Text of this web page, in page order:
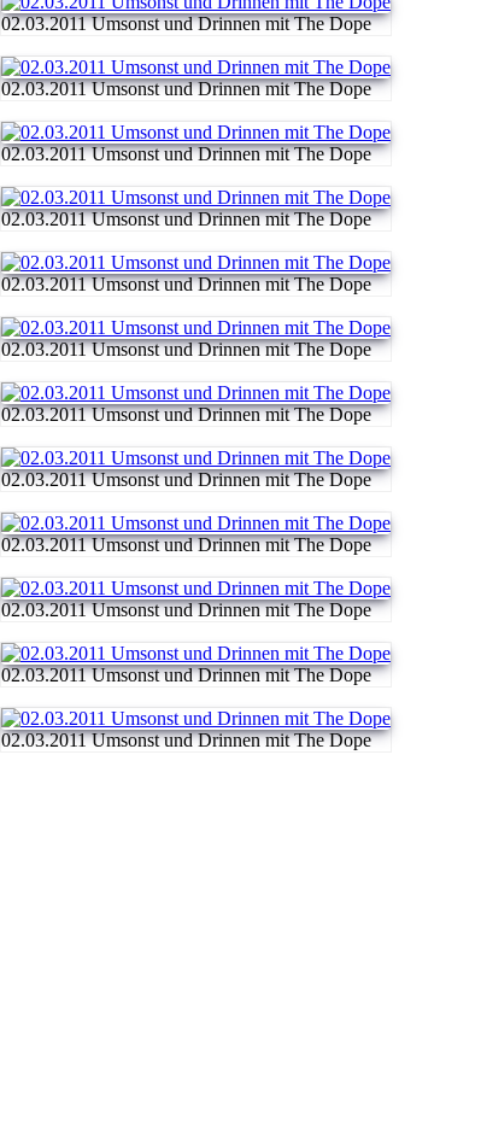
02.03.2011 Umsonst und Drinnen mit The Dope
02.03.2011 Umsonst und Drinnen mit The Dope
02.03.2011 Umsonst und Drinnen mit The Dope
02.03.2011 Umsonst und Drinnen mit The Dope
02.03.2011 Umsonst und Drinnen mit The Dope
02.03.2011 Umsonst und Drinnen mit The Dope
02.03.2011 Umsonst und Drinnen mit The Dope
02.03.2011 Umsonst und Drinnen mit The Dope
02.03.2011 Umsonst und Drinnen mit The Dope
02.03.2011 Umsonst und Drinnen mit The Dope
02.03.2011 Umsonst und Drinnen mit The Dope
02.03.2011 Umsonst und Drinnen mit The Dope